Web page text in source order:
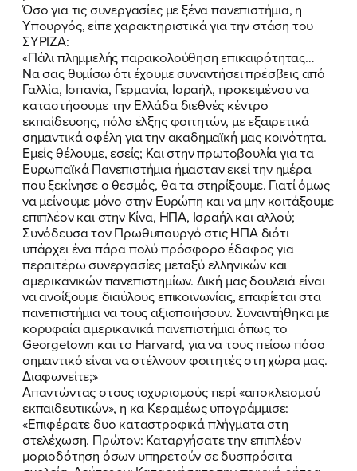
Όσο για τις συνεργασίες με ξένα πανεπιστήμια, η
Υπουργός, είπε χαρακτηριστικά για την στάση του
ΣΥΡΙΖΑ:
«Πάλι πλημμελής παρακολούθηση επικαιρότητας…
Να σας θυμίσω ότι έχουμε συναντήσει πρέσβεις από
Γαλλία, Ισπανία, Γερμανία, Ισραήλ, προκειμένου να
καταστήσουμε την Ελλάδα διεθνές κέντρο
εκπαίδευσης, πόλο έλξης φοιτητών, με εξαιρετικά
σημαντικά οφέλη για την ακαδημαϊκή μας κοινότητα.
Εμείς θέλουμε, εσείς; Και στην πρωτοβουλία για τα
Ευρωπαϊκά Πανεπιστήμια ήμασταν εκεί την ημέρα
που ξεκίνησε ο θεσμός, θα τα στηρίξουμε. Γιατί όμως
να μείνουμε μόνο στην Ευρώπη και να μην κοιτάξουμε
επιπλέον και στην Κίνα, ΗΠΑ, Ισραήλ και αλλού;
Συνόδευσα τον Πρωθυπουργό στις ΗΠΑ διότι
υπάρχει ένα πάρα πολύ πρόσφορο έδαφος για
περαιτέρω συνεργασίες μεταξύ ελληνικών και
αμερικανικών πανεπιστημίων. Δική μας δουλειά είναι
να ανοίξουμε διαύλους επικοινωνίας, επαφίεται στα
πανεπιστήμια να τους αξιοποιήσουν. Συναντήθηκα με
κορυφαία αμερικανικά πανεπιστήμια όπως το
Georgetown και το Harvard, για να τους πείσω πόσο
σημαντικό είναι να στέλνουν φοιτητές στη χώρα μας.
Διαφωνείτε;»
Απαντώντας στους ισχυρισμούς περί «αποκλεισμού
εκπαιδευτικών», η κα Κεραμέως υπογράμμισε:
«Επιφέρατε δυο καταστροφικά πλήγματα στη
στελέχωση. Πρώτον: Καταργήσατε την επιπλέον
μοριοδότηση όσων υπηρετούν σε δυσπρόσιτα